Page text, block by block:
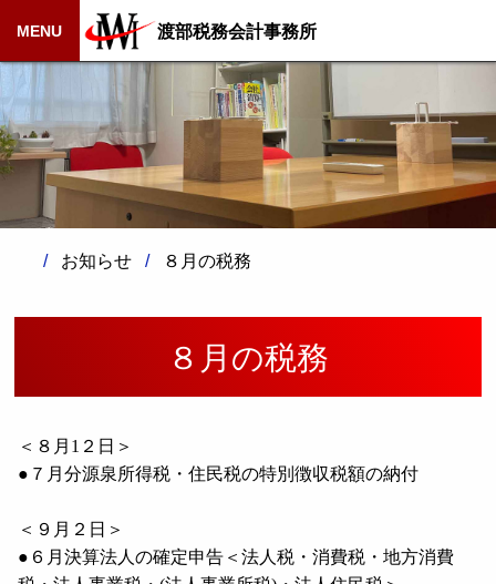
MENU 渡部税務会計事務所
お知らせ ８月の税務
８月の税務
＜８月 1 ２日＞
●７月分源泉所得税・住民税の特別徴収税額の納付
＜９月２日＞
●６月決算法人の確定申告＜法人税・消費税・地方消費